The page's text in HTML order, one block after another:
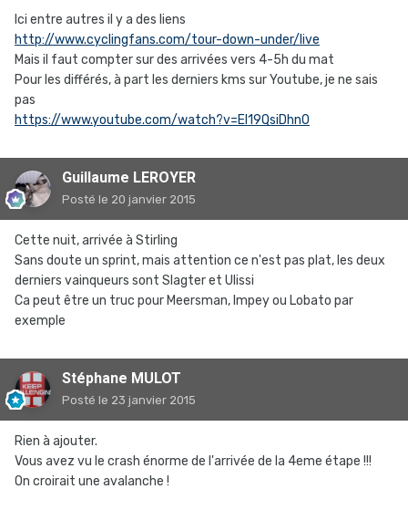
Ici entre autres il y a des liens
http://www.cyclingfans.com/tour-down-under/live
Mais il faut compter sur des arrivées vers 4-5h du mat
Pour les différés, à part les derniers kms sur Youtube, je ne sais
pas
https://www.youtube.com/watch?v=El19QsiDhn0
Guillaume LEROYER
Posté le 20 janvier 2015
Cette nuit, arrivée à Stirling
Sans doute un sprint, mais attention ce n'est pas plat, les deux
derniers vainqueurs sont Slagter et Ulissi
Ca peut être un truc pour Meersman, Impey ou Lobato par
exemple
Stéphane MULOT
Posté le 23 janvier 2015
Rien à ajouter.
Vous avez vu le crash énorme de l'arrivée de la 4eme étape !!!
On croirait une avalanche !